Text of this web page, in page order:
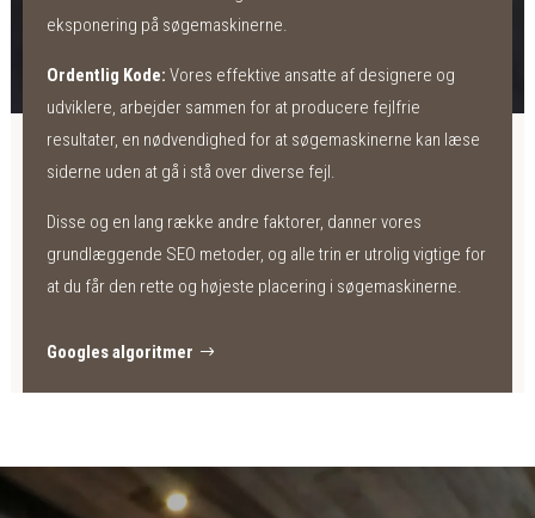
eksponering på søgemaskinerne.
Ordentlig Kode: Vores effektive ansatte af designere og
udviklere, arbejder sammen for at producere fejlfrie
resultater, en nødvendighed for at søgemaskinerne kan læse
siderne uden at gå i stå over diverse fejl.
Disse og en lang række andre faktorer, danner vores
grundlæggende SEO metoder, og alle trin er utrolig vigtige for
at du får den rette og højeste placering i søgemaskinerne.
Googles algoritmer